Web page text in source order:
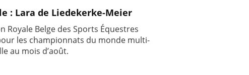
: Lara de Liedekerke-Meier
Royale Belge des Sports Équestres
les championnats du monde multi-
au mois d’août.